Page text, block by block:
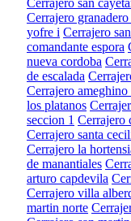
Cerrajero san
Cerrajero
yofre i Cerrajero
comandante espora
nueva cordoba
de escalada
Cerrajero ameghino
los platanos
seccion 1 Cerrajero
Cerrajero santa
Cerrajero la
de manantiales
arturo capdevila
Cerrajero villa
martin norte